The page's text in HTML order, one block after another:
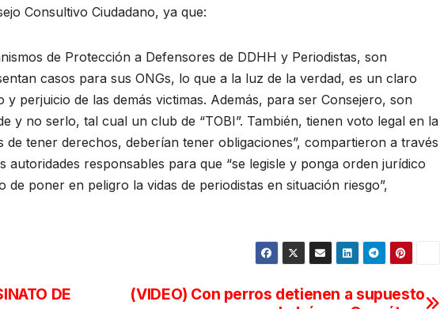
Consultivo Ciudadano, ya que:
de Protección a Defensores de DDHH y Periodistas, son
casos para sus ONGs, lo que a la luz de la verdad, es un claro
y perjuicio de las demás victimas. Además, para ser Consejero, son
y no serlo, tal cual un club de “TOBI”. También, tienen voto legal en la
tener derechos, deberían tener obligaciones”, compartieron a través
autoridades responsables para que “se legisle y ponga orden jurídico
poner en peligro la vidas de periodistas en situación riesgo”,
(VIDEO) Con perros detienen a supuesto
DE